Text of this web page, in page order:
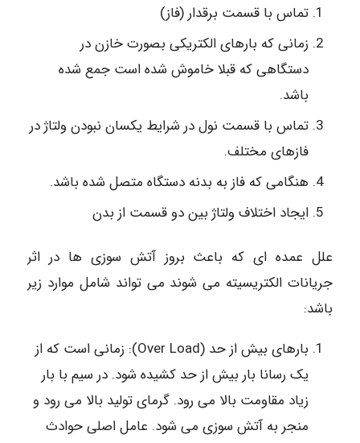
تماس با قسمت برقدار (فاز)
زمانی که بارهای الکتریکی بصورت خازن در
دستگاهی که قبلا خاموش شده است جمع شده
باشد.
تماس با قسمت نول در شرایط یکسان نبودن ولتاژ در
فازهای مختلف.
هنگامی که فاز به بدنه دستگاه متصل شده باشد.
ایجاد اختلاف ولتاژ بین دو قسمت از بدن
علل عمده ای که باعث بروز آتش سوزی ها در اثر
جریانات الکتریسیته می شوند می تواند شامل موارد زیر
باشد:
بارهای بیش از حد (Over Load): زمانی است که از
یک رسانا بار بیش از حد کشیده شود. در سیم با بار
زیاد مقاومت بالا می رود. گرمای تولید بالا می رود و
منجر به آتش سوزی می شود. عامل اصلی حوادث